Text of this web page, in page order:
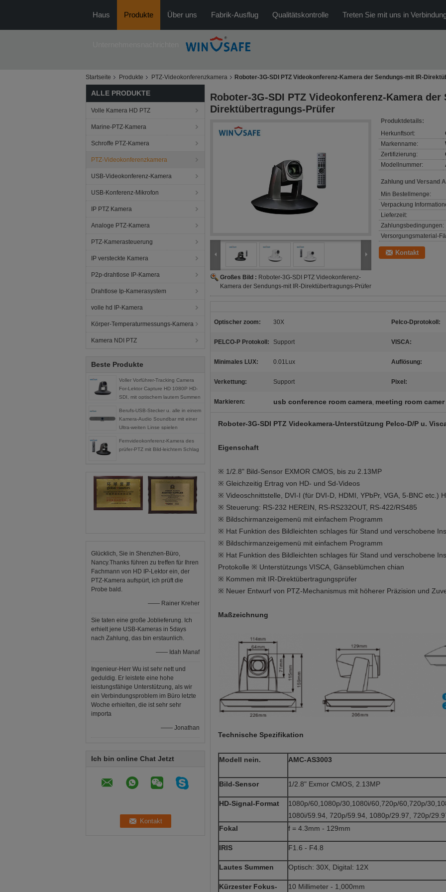
Haus Produkte Über uns Fabrik-Ausflug Qualitätskontrolle Treten Sie mit uns in
Startseite Produkte PTZ-Videokonferenzkamera Roboter-3G-SDI PTZ Videokonferenz-Kamera der Sendungs-mit IR-
ALLE PRODUKTE
Volle Kamera HD PTZ
Marine-PTZ-Kamera
Schroffe PTZ-Kamera
PTZ-Videokonferenzkamera
USB-Videokonferenz-Kamera
USB-Konferenz-Mikrofon
IP PTZ Kamera
Analoge PTZ-Kamera
PTZ-Kamerasteuerung
IP versteckte Kamera
P2p-drahtlose IP-Kamera
Drahtlose Ip-Kamerasystem
volle hd IP-Kamera
Körper-Temperaturmessungs-Kamera
Kamera NDI PTZ
Beste Produkte
Voller Vorführer-Tracking Camera
For-Lektor Capture HD 1080P HD-
SDI, mit optischem lautem Summen
Berufs-USB-Stecker u. alle in einem
Kamera-Audio Soundbar mit einer
Ultra-weiten Linse spielen
Fernvideokonferenz-Kamera des
prüfer-PTZ mit Bild-leichtem Schlag
Glücklich, Sie in Shenzhen-Büro,
Nancy.Thanks führen zu treffen für Ihren
Fachmann von HD IP-Lektor ein, der
PTZ-Kamera aufspürt, ich prüft die
Probe bald.
—— Rainer Kreher
Sie taten eine große Joblieferung. Ich
erhielt jene USB-Kameras in 5days
nach Zahlung, das bin erstaunlich.
—— Idah Manaf
Ingenieur-Herr Wu ist sehr nett und
geduldig. Er leistete eine hohe
leistungsfähige Unterstützung, als wir
ein Verbindungsproblem im Büro letzte
Woche erhielten, die ist sehr sehr
importa
—— Jonathan
Ich bin online Chat Jetzt
Roboter-3G-SDI PTZ Videokonferenz-Kamera
Direktübertragungs-Prüfer
Großes Bild : Roboter-3G-SDI PTZ Videokonferenz-
Kamera der Sendungs-mit IR-Direktübertragungs-Prüfer
Produktdetails:
Herkunftsort:
Markenname:
Zertifizierung:
Modellnummer:
Zahlung und Versand
Min Bestellmenge:
Verpackung
Lieferzeit:
Zahlungsbedingungen:
Versorgungsmaterial-
Kontakt
Optischer zoom: 30X Pelco-Dprotokoll:
PELCO-P Protokoll: Support VISCA:
Minimales LUX: 0.01Lux Auflösung:
Verkettung: Support Pixel:
Markieren: usb conference room camera, meeting room camer
Roboter-3G-SDI PTZ Videokamera-Unterstützung Pelco-D/P u.
Eigenschaft
※ 1/2.8" Bild-Sensor EXMOR CMOS, bis zu 2.13MP
※ Gleichzeitig Ertrag von HD- und Sd-Videos
※ Videoschnittstelle, DVI-I (für DVI-D, HDMI, YPbPr, VGA, 5-BNC etc.)
※ Steuerung: RS-232 HEREIN, RS-RS232OUT, RS-422/RS485
※ Bildschirmanzeigemenü mit einfachem Programm
※ Hat Funktion des Bildleichten schlages für Stand und verschobene
※ Bildschirmanzeigemenü mit einfachem Programm
※ Hat Funktion des Bildleichten schlages für Stand und verschobene
Protokolle ※ Unterstützungs VISCA, Gänseblümchen chian
※ Kommen mit IR-Direktübertragungsprüfer
※ Neuer Entwurf von PTZ-Mechanismus mit höherer Präzision und
Maßzeichnung
Technische Spezifikation
Modell nein. AMC-AS3003
Bild-Sensor 1/2.8" Exmor CMOS, 2.13MP
HD-Signal-Format
1080p/60,1080p/30,1080i/60,720p/60,720p/
1080i/59.94, 720p/59.94, 1080p/29.97, 720p/
Fokal
f = 4.3mm - 129mm
IRIS F1.6 - F4.8
Lautes Summen Optisch: 30X, Digital: 12X
Kürzester Fokus-
10 Millimeter - 1,000mm